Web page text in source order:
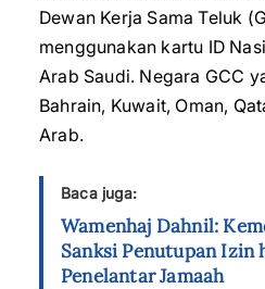
Dewan Kerja Sama Teluk
menggunakan kartu ID
Arab Saudi. Negara GCC
Bahrain, Kuwait, Oman,
Arab.
Baca juga:
Wamenhaj Dahnil:
Sanksi Penutupan Izin
Penelantar Jamaah